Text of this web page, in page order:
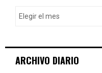
ARCHIVO DIARIO